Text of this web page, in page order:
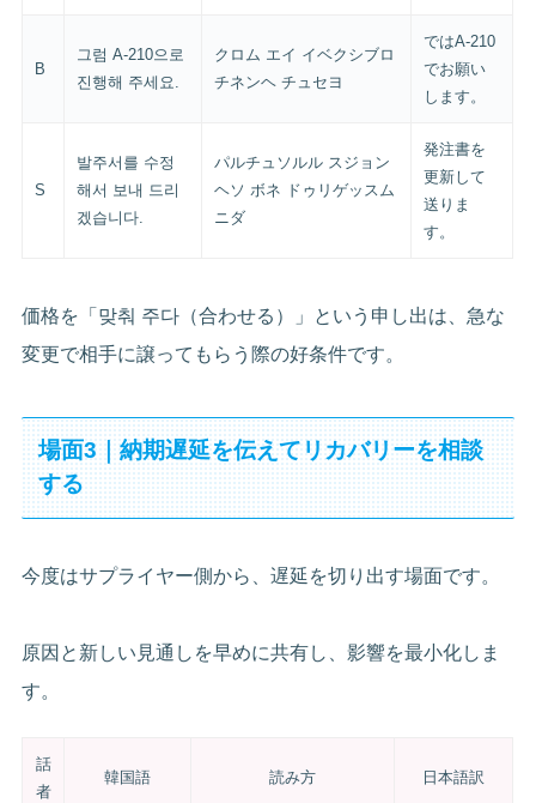
B
그럼 A-210으로
진행해 주세요.
クロム エイ イベクシブロ
チネンヘ チュセヨ
ではA-210
でお願い
します。
S
발주서를 수정
해서 보내 드리
겠습니다.
パルチュソルル スジョン
ヘソ ボネ ドゥリゲッスム
ニダ
発注書を
更新して
送りま
す。
価格を「맞춰 주다（合わせる）」という申し出は、急な
変更で相手に譲ってもらう際の好条件です。
場面3｜納期遅延を伝えてリカバリーを相談
する
今度はサプライヤー側から、遅延を切り出す場面です。
原因と新しい見通しを早めに共有し、影響を最小化しま
す。
話
者
韓国語 読み方 日本語訳